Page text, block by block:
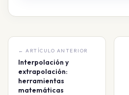
← ARTÍCULO ANTERIOR
Interpolación y
extrapolación:
herramientas
matemáticas